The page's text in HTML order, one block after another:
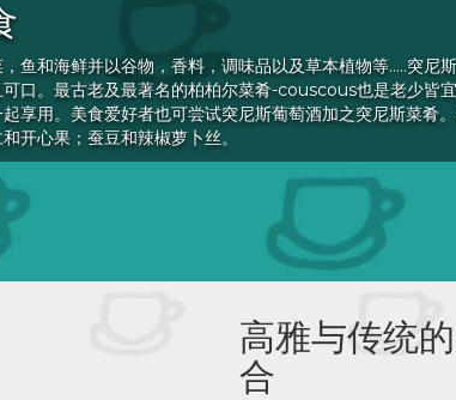
鱼和海鲜并以谷物，香料，调味品以及草本植物等…..突尼
口。最古老及最著名的柏柏尔菜肴-couscous也是老少皆
享用。美食爱好者也可尝试突尼斯葡萄酒加之突尼斯菜肴
开心果；蚕豆和辣椒萝卜丝。
高雅与传统
合